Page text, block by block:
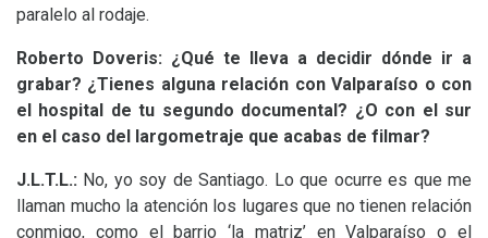
paralelo al rodaje.
Roberto Doveris: ¿Qué te lleva a decidir dónde ir a
grabar? ¿Tienes alguna relación con Valparaíso o con
el hospital de tu segundo documental? ¿O con el sur
en el caso del largometraje que acabas de filmar?
J.L.T.L.: No, yo soy de Santiago. Lo que ocurre es que me
llaman mucho la atención los lugares que no tienen relación
conmigo, como el barrio ‘la matriz’ en Valparaíso o el